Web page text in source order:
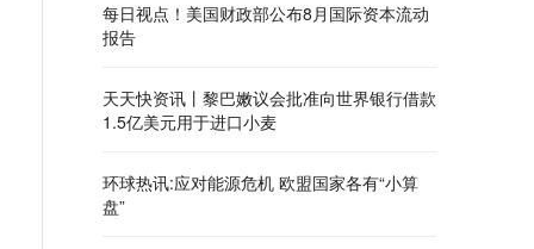
每日视点！美国财政部公布8月国际资本流动
报告
天天快资讯丨黎巴嫩议会批准向世界银行借款
1.5亿美元用于进口小麦
环球热讯:应对能源危机 欧盟国家各有“小算
盘”